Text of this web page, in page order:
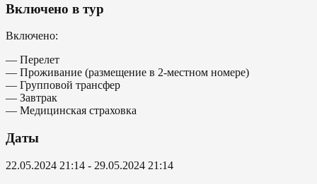
Включено в тур
Включено:
— Перелет
— Проживание (размещение в 2-местном номере)
— Групповой трансфер
— Завтрак
— Медицинская страховка
Даты
22.05.2024 21:14 - 29.05.2024 21:14